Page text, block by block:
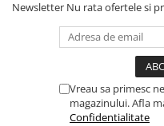
Newsletter Nu rata ofertele si
Vreau sa primesc
magazinului. Afla
Confidentialitate